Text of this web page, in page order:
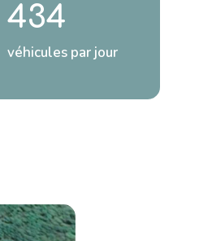
434
véhicules par jour